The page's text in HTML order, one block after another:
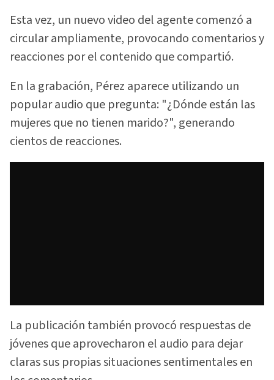
Esta vez, un nuevo video del agente comenzó a
circular ampliamente, provocando comentarios y
reacciones por el contenido que compartió.
En la grabación, Pérez aparece utilizando un
popular audio que pregunta: "¿Dónde están las
mujeres que no tienen marido?", generando
cientos de reacciones.
La publicación también provocó respuestas de
jóvenes que aprovecharon el audio para dejar
claras sus propias situaciones sentimentales en